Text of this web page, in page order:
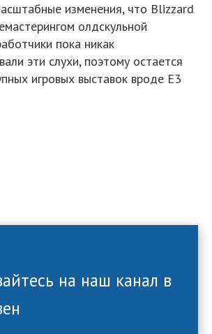
изменения, что Blizzard
олдскульной
пока никак
эти слухи, поэтому остается
игровых выставок вроде E3
на наш канал в